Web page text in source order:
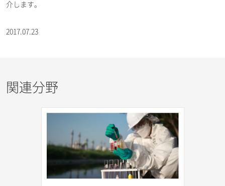
介します。
2017.07.23
関連分野